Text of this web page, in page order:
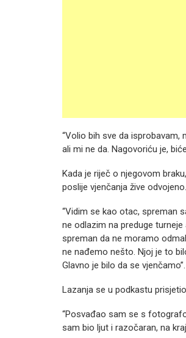
“Volio bih sve da isprobavam,
ali mi ne da. Nagovoriću je,
Kada je riječ o njegovom
poslije vjenčanja žive odvojeno.
“Vidim se kao otac, spreman
ne odlazim na preduge
spreman da ne moramo
ne nađemo nešto. Njoj je to
Glavno je bilo da se vjenčamo”.
Lazanja se u podkastu
“Posvađao sam se s
sam bio ljut i razočaran, na